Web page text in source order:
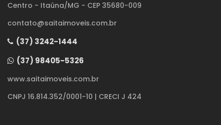
Centro - Itaúna/MG - CEP 35680-009
contato@saitaimoveis.com.br
(37) 3242-1444
(37) 98405-5326
www.saitaimoveis.com.br
CNPJ 16.814.352/0001-10 | CRECI J 424